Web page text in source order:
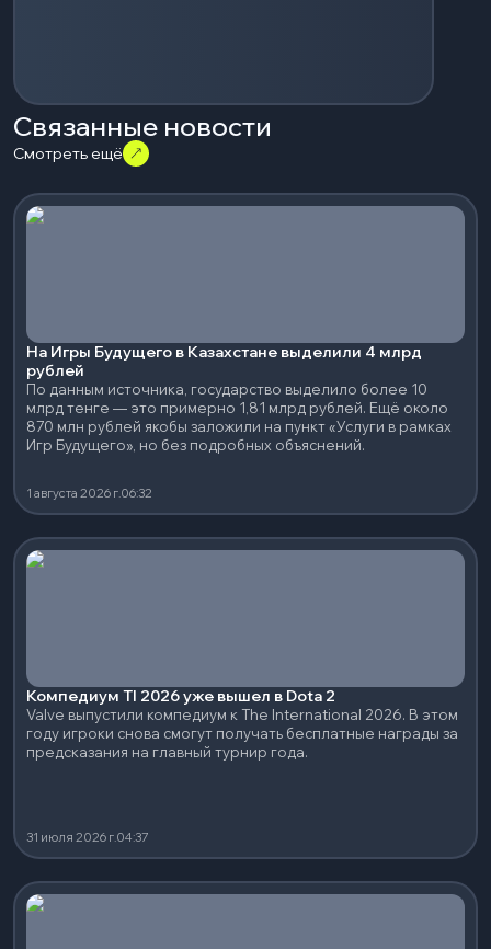
Связанные новости
Смотреть ещё
На Игры Будущего в Казахстане выделили 4 млрд
рублей
По данным источника, государство выделило более 10
млрд тенге — это примерно 1,81 млрд рублей. Ещё около
870 млн рублей якобы заложили на пункт «Услуги в рамках
Игр Будущего», но без подробных объяснений.
1 августа 2026 г.06:32
Компедиум TI 2026 уже вышел в Dota 2
Valve выпустили компедиум к The International 2026. В этом
году игроки снова смогут получать бесплатные награды за
предсказания на главный турнир года.
31 июля 2026 г.04:37